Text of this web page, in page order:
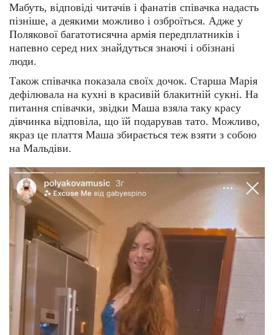
Мабуть, відповіді читачів і фанатів співачка надасть
пізніше, а деякими можливо і озброїться. Адже у
Полякової багатотисячна армія передплатників і
напевно серед них знайдуться знаючі і обізнані
люди.
Також співачка показала своїх дочок. Старша Марія
дефілювала на кухні в красивій блакитній сукні. На
питання співачки, звідки Маша взяла таку красу
дівчинка відповіла, що їй подарував тато. Можливо,
якраз це плаття Маша збирається теж взяти з собою
на Мальдіви.